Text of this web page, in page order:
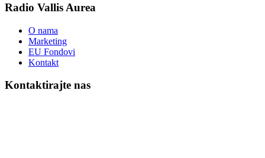
Radio Vallis Aurea
O nama
Marketing
EU Fondovi
Kontakt
Kontaktirajte nas